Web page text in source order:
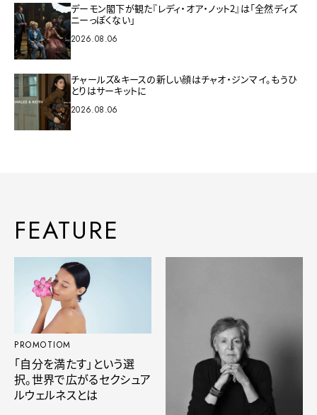
デーモン閣下が観た『レディ・オア・ノット2』は「全然ディズ
ニーっぽくない」
2026.08.06
チャールズ&キースの新しい顔はチャオ・ジンマイ。もうひ
とりはサーキットに
2026.08.06
FEATURE
PROMOTIOM
「自分を満たす」という選
択。世界で広がるセクシュア
ルウェルネスとは